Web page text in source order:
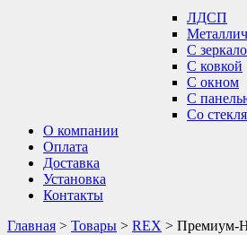
ЛДСП
С
С ковкой
С окном
С
Со
О компании
Оплата
Доставка
Установка
Контакты
Главная > Товары > REX > Премиум-